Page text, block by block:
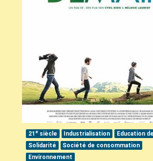
21 esiècle Industrialisation
Education
Solidarité
Société de consommation
Environnement